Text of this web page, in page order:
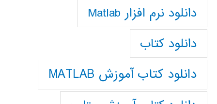
دانلود نرم افزار Matlab
دانلود کتاب
دانلود کتاب آموزش MATLAB